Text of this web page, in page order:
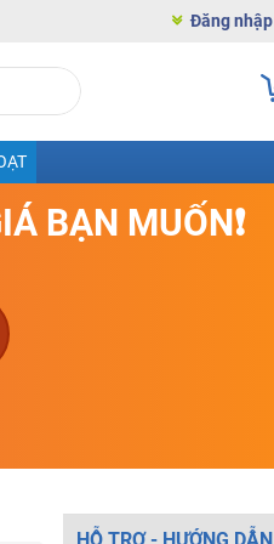
Đăng nhập
BẠN MUỐN❗